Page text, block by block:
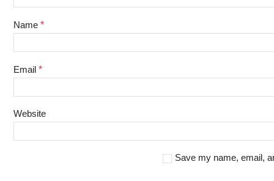
Name *
Email *
Website
Save my name, email,